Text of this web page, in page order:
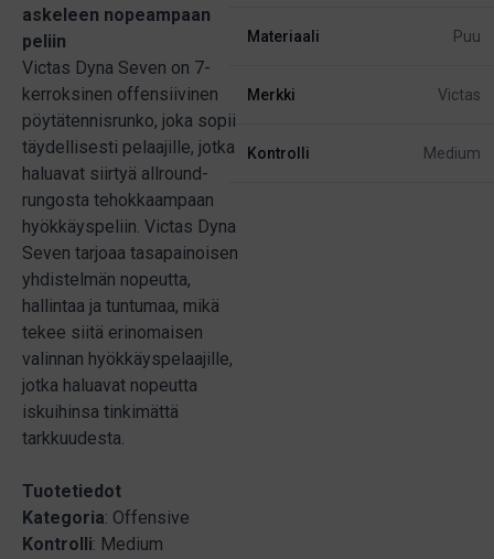
askeleen nopeampaan
peliin
Victas Dyna Seven on 7-
kerroksinen offensiivinen
pöytätennisrunko, joka sopii
täydellisesti pelaajille, jotka
haluavat siirtyä allround-
rungosta tehokkaampaan
hyökkäyspeliin. Victas Dyna
Seven tarjoaa tasapainoisen
yhdistelmän nopeutta,
hallintaa ja tuntumaa, mikä
tekee siitä erinomaisen
valinnan hyökkäyspelaajille,
jotka haluavat nopeutta
iskuihinsa tinkimättä
tarkkuudesta.
Tuotetiedot
Kategoria: Offensive
Kontrolli: Medium
Materiaali Puu
Merkki Victas
Kontrolli Medium